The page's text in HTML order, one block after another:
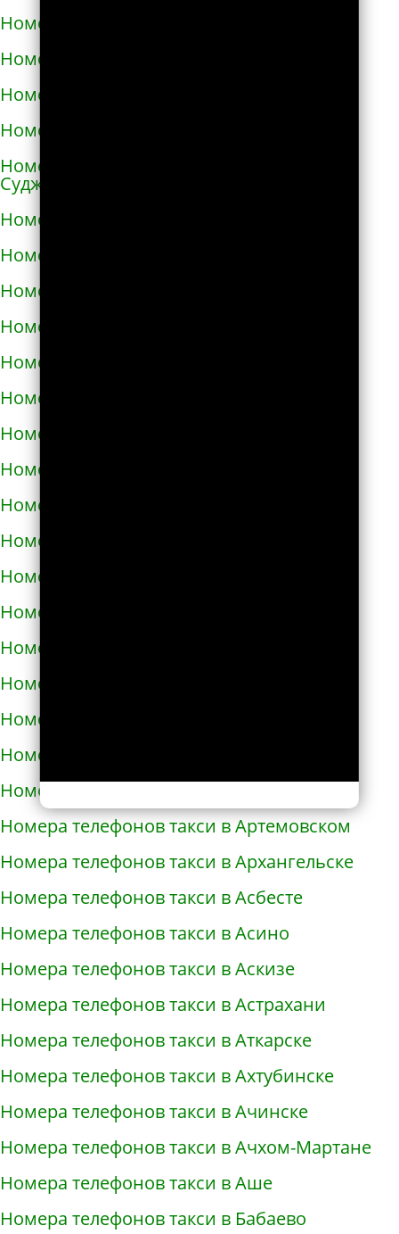
Номера телефонов такси в Анадыре
Номера телефонов такси в Анапе
Номера телефонов такси в Ангарске
Номера телефонов такси в Андреаполе
Номера телефонов такси в Анжеро-
Судженске
Номера телефонов такси в Аниве
Номера телефонов такси в Анне
Номера телефонов такси в Апатитах
Номера телефонов такси в Апрелевке
Номера телефонов такси в Апшеронске
Номера телефонов такси в Арамиле
Номера телефонов такси в Аргуне
Номера телефонов такси в Ардатове
Номера телефонов такси в Ардоне
Номера телефонов такси в Арзамасе
Номера телефонов такси в Аркадаке
Номера телефонов такси в Армавире
Номера телефонов такси в Армянске
Номера телефонов такси в Арсеньеве
Номера телефонов такси в Арске
Номера телефонов такси в Артеме
Номера телефонов такси в Артёмовске
Номера телефонов такси в Артемовском
Номера телефонов такси в Архангельске
Номера телефонов такси в Асбесте
Номера телефонов такси в Асино
Номера телефонов такси в Аскизе
Номера телефонов такси в Астрахани
Номера телефонов такси в Аткарске
Номера телефонов такси в Ахтубинске
Номера телефонов такси в Ачинске
Номера телефонов такси в Ачхом-Мартане
Номера телефонов такси в Аше
Номера телефонов такси в Бабаево